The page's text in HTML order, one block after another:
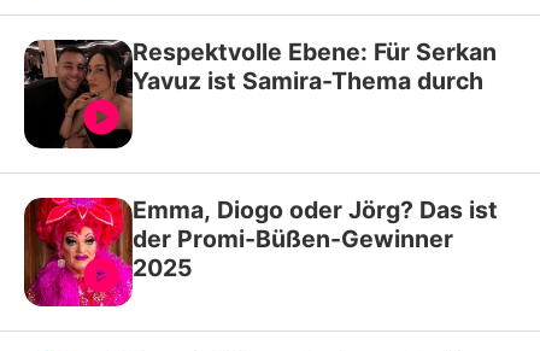
Respektvolle Ebene: Für Serkan
Yavuz ist Samira-Thema durch
Emma, Diogo oder Jörg? Das ist
der Promi-Büßen-Gewinner
2025